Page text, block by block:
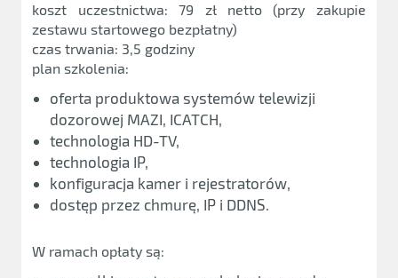
koszt uczestnictwa: 79 zł netto (przy zakupie
zestawu startowego bezpłatny)
czas trwania: 3,5 godziny
plan szkolenia:
oferta produktowa systemów telewizji
dozorowej MAZI, ICATCH,
technologia HD-TV,
technologia IP,
konfiguracja kamer i rejestratorów,
dostęp przez chmurę, IP i DDNS.
W ramach opłaty są: